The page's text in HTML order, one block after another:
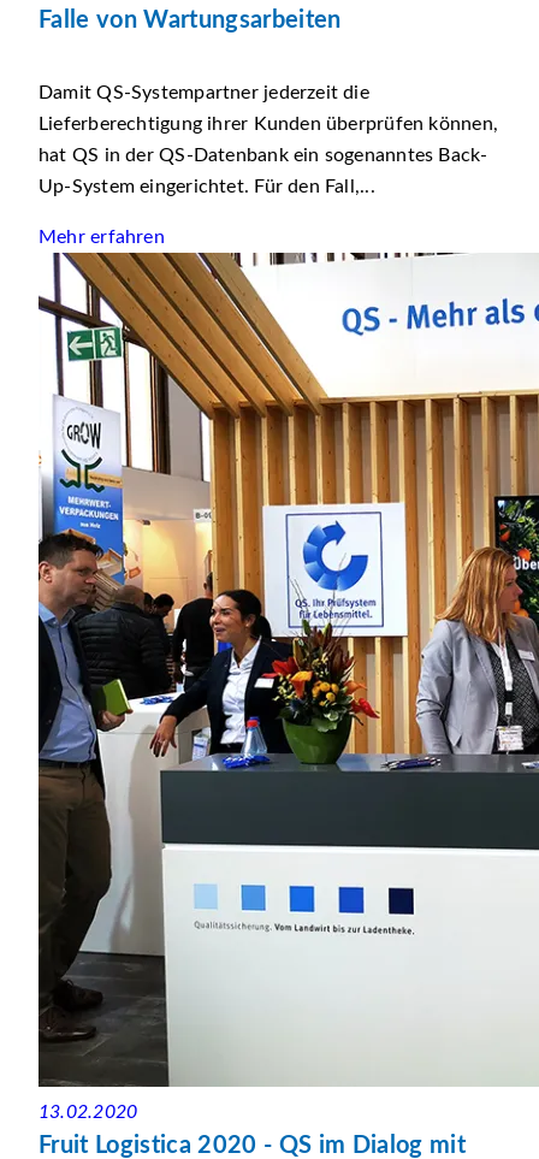
Falle von Wartungsarbeiten
Damit QS-Systempartner jederzeit die
Lieferberechtigung ihrer Kunden überprüfen können,
hat QS in der QS-Datenbank ein sogenanntes Back-
Up-System eingerichtet. Für den Fall,...
Mehr erfahren
13.02.2020
Fruit Logistica 2020 - QS im Dialog mit